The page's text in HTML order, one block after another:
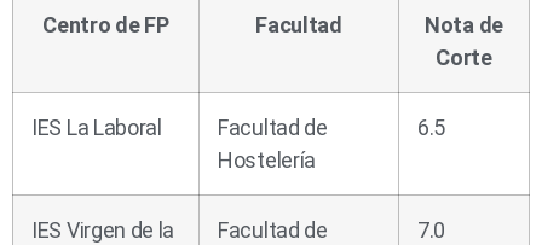
Centro de FP Facultad
Nota de
Corte
IES La Laboral
Facultad de
Hostelería
6.5
IES Virgen de la Facultad de 7.0